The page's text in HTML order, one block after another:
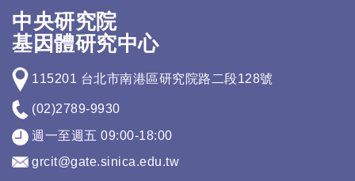
中央研究院
基因體研究中心
115201 台北市南港區研究院路二段128號
(02)2789-9930
週一至週五 09:00-18:00
grcit@gate.sinica.edu.tw